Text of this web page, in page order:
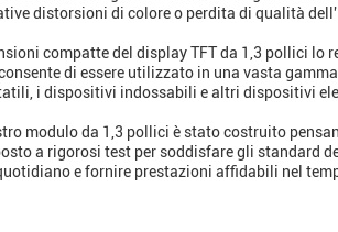
distorsioni di colore o perdita di qualità
compatte del display TFT da 1,3 pollici
di essere utilizzato in una vasta
i dispositivi indossabili e altri dispositivi
modulo da 1,3 pollici è stato costruito
a rigorosi test per soddisfare gli standard
e fornire prestazioni affidabili nel